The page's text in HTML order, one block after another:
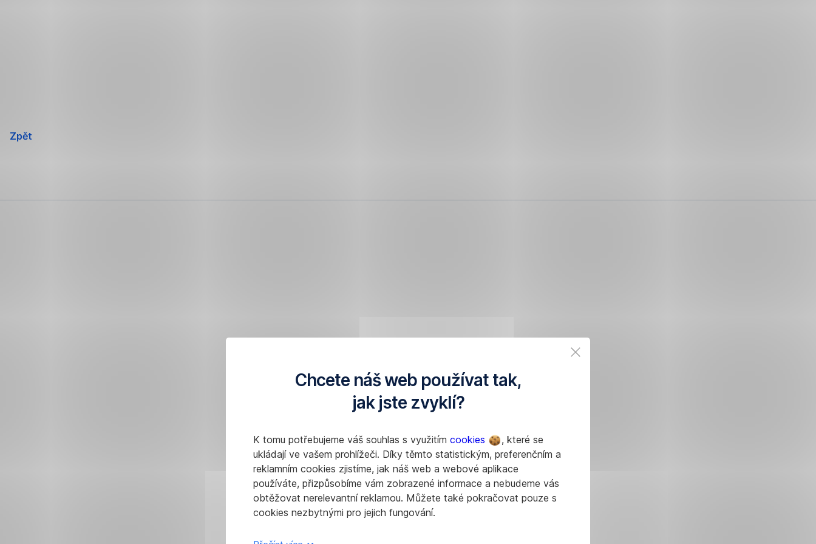
Chcete náš web používat tak,
jak jste zvyklí?
K tomu potřebujeme váš souhlas s využitím cookies
, které se
ukládají ve vašem prohlížeči. Díky těmto statistickým, preferenčním a
reklamním cookies zjistíme, jak náš web a webové aplikace
používáte, přizpůsobíme vám zobrazené informace a nebudeme vás
obtěžovat nerelevantní reklamou. Můžete také pokračovat pouze s
cookies nezbytnými pro jejich fungování.
Zpět